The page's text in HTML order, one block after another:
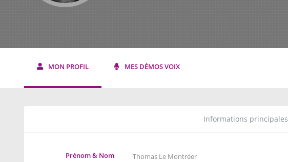
MON PROFIL MES DÉMOS VOIX
Informations principales
Prénom & Nom
Thomas Le Montréer